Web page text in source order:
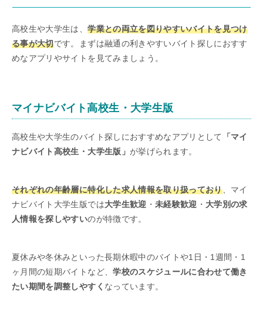
高校生や大学生は、学業との両立を図りやすいバイトを見つけ
る事が大切です。まずは融通の利きやすいバイト探しにおすす
めなアプリやサイトを見てみましょう。
マイナビバイト高校生・大学生版
高校生や大学生のバイト探しにおすすめなアプリとして
「マイ
ナビバイト高校生・大学生版」 が挙げられます。
それぞれの年齢層に特化した求人情報を取り扱っており、マイ
ナビバイト大学生版では大学生歓迎 ・ 未経験歓迎 ・ 大学別の求
人情報を探しやすいのが特徴です。
夏休みや冬休みといった長期休暇中のバイトや1日・1週間・1
ヶ月間の短期バイトなど、学校のスケジュールに合わせて働き
たい期間を調整しやすく なっています。